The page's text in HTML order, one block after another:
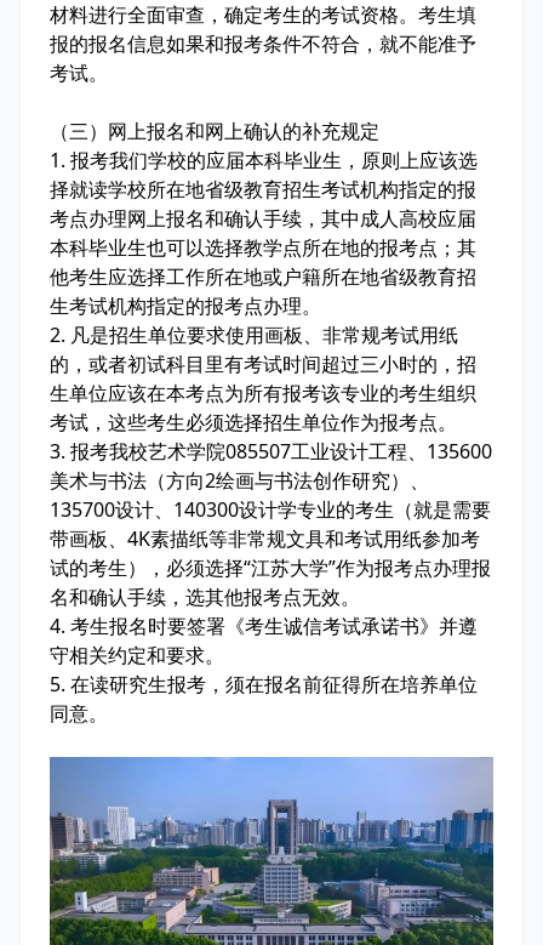
材料进行全面审查，确定考生的考试资格。考生填
报的报名信息如果和报考条件不符合，就不能准予
考试。
（三）网上报名和网上确认的补充规定
1. 报考我们学校的应届本科毕业生，原则上应该选
择就读学校所在地省级教育招生考试机构指定的报
考点办理网上报名和确认手续，其中成人高校应届
本科毕业生也可以选择教学点所在地的报考点；其
他考生应选择工作所在地或户籍所在地省级教育招
生考试机构指定的报考点办理。
2. 凡是招生单位要求使用画板、非常规考试用纸
的，或者初试科目里有考试时间超过三小时的，招
生单位应该在本考点为所有报考该专业的考生组织
考试，这些考生必须选择招生单位作为报考点。
3. 报考我校艺术学院085507工业设计工程、135600
美术与书法（方向2绘画与书法创作研究）、
135700设计、140300设计学专业的考生（就是需要
带画板、4K素描纸等非常规文具和考试用纸参加考
试的考生），必须选择“江苏大学”作为报考点办理报
名和确认手续，选其他报考点无效。
4. 考生报名时要签署《考生诚信考试承诺书》并遵
守相关约定和要求。
5. 在读研究生报考，须在报名前征得所在培养单位
同意。